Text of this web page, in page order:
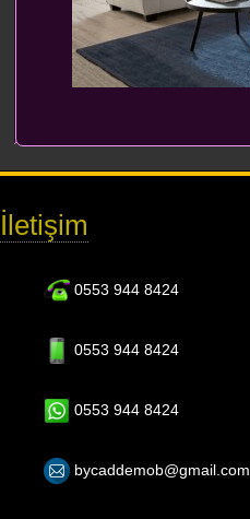
İletişim
0553 944 8424
0553 944 8424
0553 944 8424
bycaddemob@gmail.com